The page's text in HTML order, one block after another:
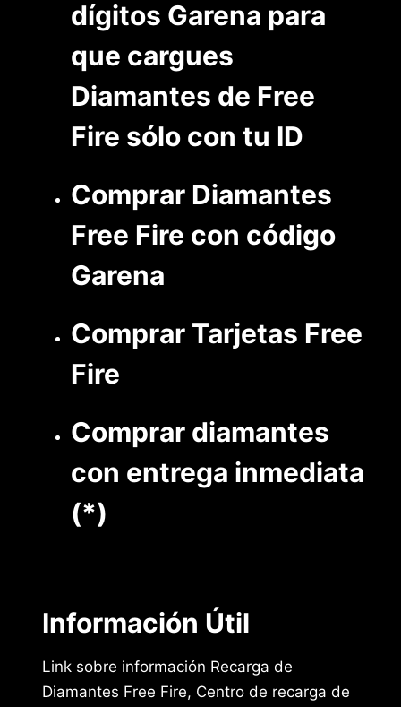
dígitos Garena para
que cargues
Diamantes de Free
Fire sólo con tu ID
Comprar Diamantes
Free Fire con código
Garena
Comprar Tarjetas Free
Fire
Comprar diamantes
con entrega inmediata
(*)
Información Útil
Link sobre información Recarga de
Diamantes Free Fire, Centro de recarga de